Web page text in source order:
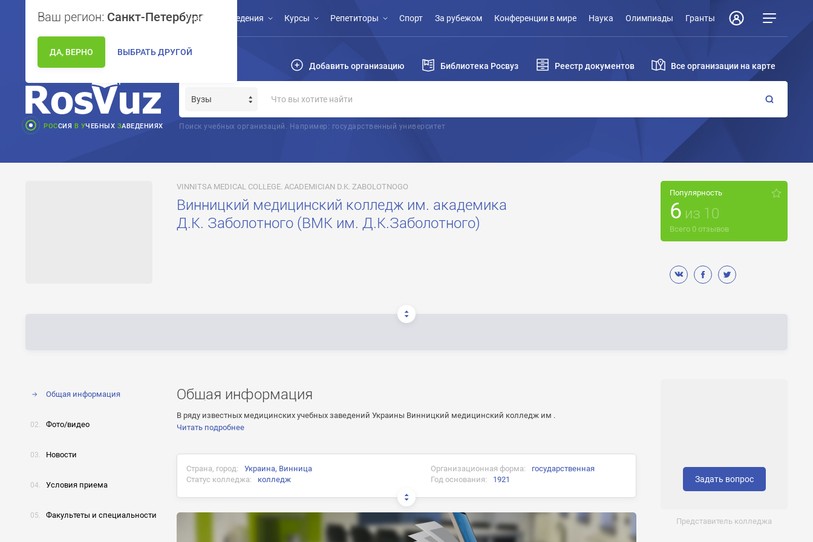
Ваш регион: Санкт-Петербург
ДА, ВЕРНО ВЫБРАТЬ ДРУГОЙ
Учебные заведения Курсы Репетиторы Спорт За рубежом Конференции в мире Наука Олимпиады Гранты
Добавить организацию Библиотека Росвуз Реестр документов Все организации на карте
РОССИЯ В УЧЕБНЫХ ЗАВЕДЕНИЯХ Поиск учебных организаций. Например: государственный университет
VINNITSA MEDICAL COLLEGE. ACADEMICIAN D.K. ZABOLOTNOGO
Винницкий медицинский колледж им. академика
Д.К. Заболотного (ВМК им. Д.К.Заболотного)
Популярность
6 из 10
Всего 0 отзывов
Общая информация
Фото/видео
Новости
Условия приема
Факультеты и специальности
Общая информация
В ряду известных медицинских учебных заведений Украины Винницкий медицинский колледж им .
Читать подробнее
Страна, город: Украина, Винница Организационная форма:
государственная
Статус колледжа:
колледж Год основания: 1921
Документ об окончании:
диплом государственного образца
Задать вопрос
Представитель колледжа